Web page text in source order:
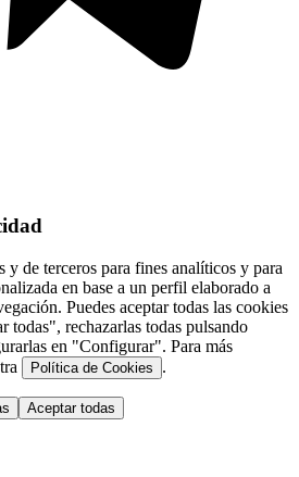
de terceros para fines analíticos y para
en base a un perfil elaborado a
Puedes aceptar todas las cookies
todas", rechazarlas todas pulsando
en "Configurar". Para más
Política de Cookies .
Aceptar todas